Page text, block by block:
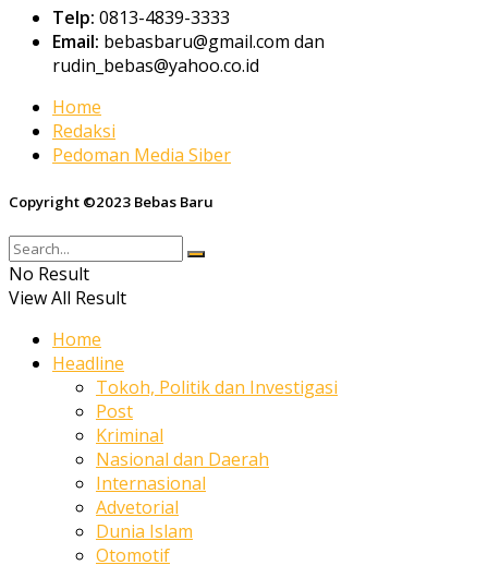
Telp: 0813-4839-3333
Email: bebasbaru@gmail.com dan
rudin_bebas@yahoo.co.id
Home
Redaksi
Pedoman Media Siber
Copyright ©2023 Bebas Baru
No Result
View All Result
Home
Headline
Tokoh, Politik dan Investigasi
Post
Kriminal
Nasional dan Daerah
Internasional
Advetorial
Dunia Islam
Otomotif